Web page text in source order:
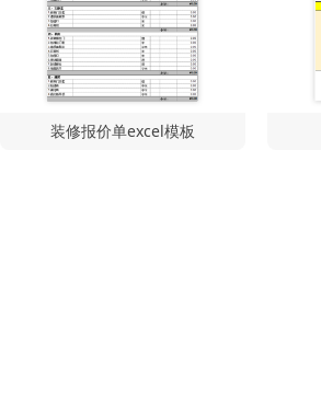
装修报价单excel模板